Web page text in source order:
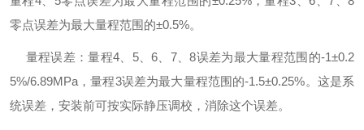
零点误差为最大量程范围的±0.5%。
量程误差：量程4、5、6、7、8误差为最大量程范围的-1±0.2
5%/6.89MPa，量程3误差为最大量程范围的-1.5±0.25%。这是系
统误差，安装前可按实际静压调校，消除这个误差。